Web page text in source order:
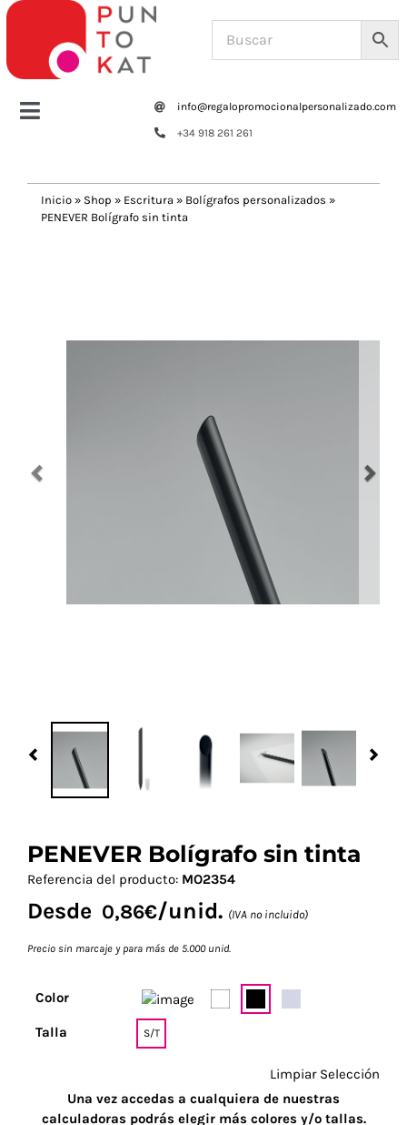
Saltar
contenido
Toggle
Tazas y botellas
Navidad 🎄 Invierno
info@regalopromocionalpersonalizado.com
+34 918 261 261
Inicio » Shop » Escritura » Bolígrafos personalizados »
PENEVER Bolígrafo sin tinta
Previous
PENEVER Bolígrafo sin tinta
Referencia del producto: MO2354
Desde 0,86€/unid. (IVA no incluido)
Precio sin marcaje y para más de 5.000 unid.
Color
Talla S/T
Limpiar Selección
Una vez accedas a cualquiera de nuestras
calculadoras podrás elegir más colores y/o tallas.